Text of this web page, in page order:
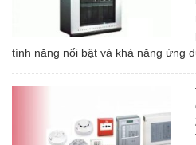
tính năng nổi bật và khả năng ứng